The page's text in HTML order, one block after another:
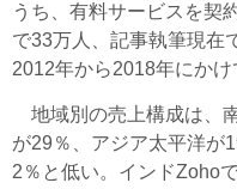
うち、有料サービスを契
で33万人、記事執筆現在
2012年から2018年にかけ
地域別の売上構成は、
が29％、アジア太平洋が
2％と低い。インドZoho